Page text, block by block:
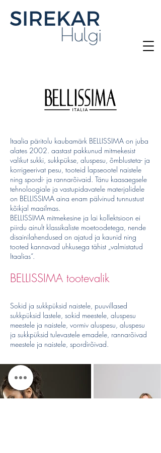
Itaalia päritolu kaubamärk BELLISSIMA on juba
alates 2002. aastast pakkunud mitmekesist
valikut sukki, sukkpükse, aluspesu, õmblusteta- ja
korrigeerivat pesu, tooteid lapseootel naistele
ning spordi- ja rannarõivaid. Tänu kaasaegsele
tehnoloogiale ja vastupidavatele materjalidele
on BELLISSIMA aina enam pälvinud tunnustust
kõikjal maailmas.
BELLISSIMA mitmekesine ja lai kollektsioon ei
piirdu ainult klassikaliste moetoodetega, nende
disainilahendused on ajatud ja kaunid ning
tooted kannavad uhkusega tähist „valmistatud
Itaalias“.
BELLISSIMA tootevalik
Sokid ja sukkpüksid naistele, puuvillased
sukkpüksid lastele, sokid meestele, aluspesu
meestele ja naistele, vormiv aluspesu, aluspesu
ja sukkpüksid tulevastele emadele, rannarõivad
meestele ja naistele, spordirõivad.